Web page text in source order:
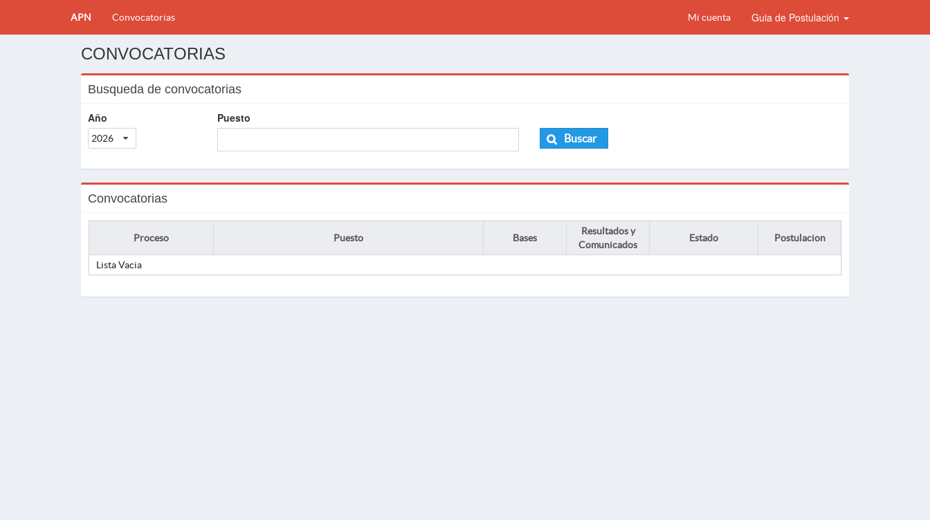
APN Convocatorias Mi cuenta Guia de Postulación
CONVOCATORIAS
Busqueda de convocatorias
Año
2026
Puesto
Buscar
Convocatorias
Proceso Puesto Bases
Resultados y
Comunicados
Estado Postulacion
Lista Vacia